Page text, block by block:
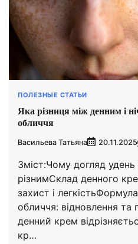
ПОЛЕЗНЫЕ СТАТЬИ
Яка різниця між денним і
обличчя
Васильева Татьяна 20.11.2025
Зміст:Чому догляд удень
різнимСклад денного
захист і
обличчя: відновлення
денний крем
кр…